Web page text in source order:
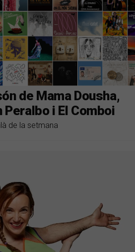
de Mama Dousha,
Peralbo i El Comboi
de la setmana